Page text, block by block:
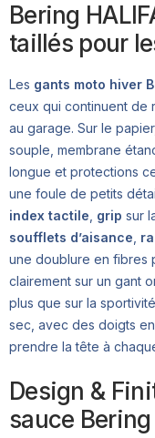
Bering
taillés pour
Les gants moto hiver
ceux qui continuent de
au garage. Sur le
souple, membrane
longue et protections
une foule de petits
index tactile grip sur
soufflets d’aisance
une doublure en fibres
clairement sur un gant
plus que sur la
sec, avec des doigts
prendre la tête à
Design &
sauce Bering